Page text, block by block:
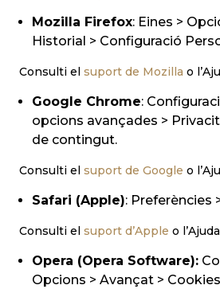
Mozilla Firefox: Eines >
Historial > Configuració
Consulti el suport de Mozilla o
Google Chrome:
opcions avançades >
de contingut.
Consulti el suport de Google o
Safari (Apple): Preferències
Consulti el suport d’Apple o
Opera (Opera Software):
Opcions > Avançat > Cookies